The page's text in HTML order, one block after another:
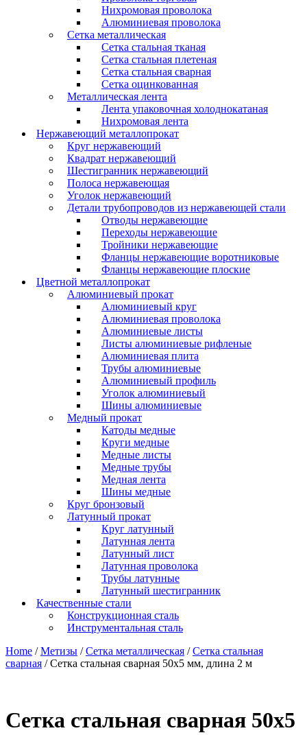
Нихромовая проволока
Алюминиевая проволока
Сетка металлическая
Сетка стальная тканая
Сетка стальная плетеная
Сетка стальная сварная
Сетка оцинкованная
Металлическая лента
Лента упаковочная холоднокатаная
Нихромовая лента
Нержавеющий металлопрокат
Круг нержавеющий
Квадрат нержавеющий
Шестигранник нержавеющий
Полоса нержавеющая
Уголок нержавеющий
Детали трубопроводов из нержавеющей стали
Отводы нержавеющие
Переходы нержавеющие
Тройники нержавеющие
Фланцы нержавеющие воротниковые
Фланцы нержавеющие плоские
Цветной металлопрокат
Алюминиевый прокат
Алюминиевый круг
Алюминиевая проволока
Алюминиевые листы
Листы алюминиевые рифленые
Алюминиевая плита
Трубы алюминиевые
Алюминиевый профиль
Уголок алюминиевый
Шины алюминиевые
Медный прокат
Катоды медные
Круги медные
Медные листы
Медные трубы
Медная лента
Шины медные
Круг бронзовый
Латунный прокат
Круг латунный
Латунная лента
Латунный лист
Латунная проволока
Трубы латунные
Латунный шестигранник
Качественные стали
Конструкционная сталь
Инструментальная сталь
Home /Метизы /Сетка металлическая /Сетка стальная
сварная / Сетка стальная сварная 50х5 мм, длина 2 м
Сетка стальная сварная 50х5